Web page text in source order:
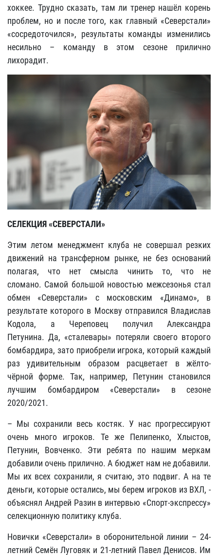
хоккее. Трудно сказать, там ли тренер нашёл корень
проблем, но и после того, как главный «Северстали»
«сосредоточился», результаты команды изменились
несильно – команду в этом сезоне прилично
лихорадит.
СЕЛЕКЦИЯ «СЕВЕРСТАЛИ»
Этим летом менеджмент клуба не совершал резких
движений на трансферном рынке, не без оснований
полагая, что нет смысла чинить то, что не
сломано. Самой большой новостью межсезонья стал
обмен «Северстали» с московским «Динамо», в
результате которого в Москву отправился Владислав
Кодола, а Череповец получил
Александра
Петунина. Да, «сталевары» потеряли своего второго
бомбардира, зато приобрели игрока, который каждый
раз удивительным образом расцветает в жёлто-
чёрной форме. Так, например, Петунин становился
лучшим бомбардиром «Северстали» в сезоне
2020/2021.
– Мы сохранили весь костяк. У нас прогрессируют
очень много игроков. Те же Пелипенко, Хлыстов,
Петунин, Вовченко. Эти ребята по нашим меркам
добавили очень прилично. А бюджет нам не добавили.
Мы их всех сохранили, я считаю, это подвиг. А на те
деньги, которые остались, мы берем игроков из ВХЛ, -
объяснял Андрей Разин в интервью «Спорт-экспрессу»
селекционную политику клуба.
Новички «Северстали» в оборонительной линии – 24-
летний Семён Луговяк и 21-летний Павел Денисов. Им